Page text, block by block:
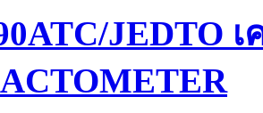
JEDTO